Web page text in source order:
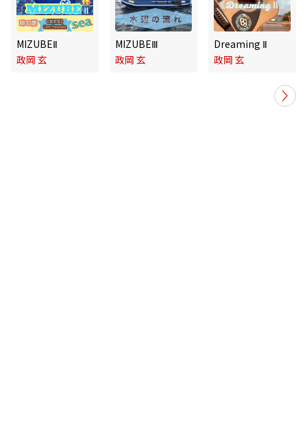
MIZUBEⅡ
政岡 玄
MIZUBEⅢ
政岡 玄
Dreaming Ⅱ
政岡 玄